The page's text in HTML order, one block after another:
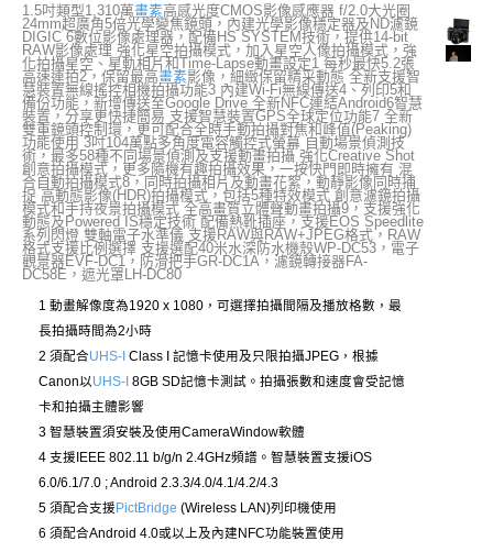
1.5吋類型1,310萬畫素高感光度CMOS影像感應器 f/2.0大光圈
24mm超廣角5倍光學變焦鏡頭，內建光學影像穩定器及ND濾鏡
DIGIC 6數位影像處理器，配備HS SYSTEM技術，提供14-bit
RAW影像處理 強化星空拍攝模式，加入星空人像拍攝模式，強
化拍攝星空、星軌相片和Time-Lapse動畫設定1 每秒最快5.2張
高速連拍2，保留最高畫素影像，細緻保留精采動態 全新支援智
慧裝置無線搖控相機拍攝功能3 內建Wi-Fi無線傳送4、列印5和
備份功能，新增傳送至Google Drive 全新NFC連結Android6智慧
裝置，分享更快捷簡易 支援智慧裝置GPS全球定位功能7 全新
雙重鏡頭控制環，更可配合全時手動拍攝對焦和峰值(Peaking)
功能使用 3吋104萬點多角度電容觸控式螢幕 自動場景偵測技
術，最多58種不同場景偵測及支援動畫拍攝 強化Creative Shot
創意拍攝模式，更多隨機有趣拍攝效果，一按快門即時擁有 混
合自動拍攝模式8，同時拍攝相片及動畫花絮，動靜影像同時捕
捉 高動態影像(HDR)拍攝模式，包括5種特效模式 創意濾鏡拍攝
模式和手持夜景拍攝模式 全高畫質立體聲動畫拍攝9，支援強化
動態及Powered IS穩定技術 配備熱靴插座，支援EOS Speedlite
系列閃燈 雙軸電子水準儀 支援RAW與RAW+JPEG格式，RAW
格式支援比例選擇 支援選配40米水深防水機殼WP-DC53，電子
觀景器EVF-DC1，防滑把手GR-DC1A，濾鏡轉接器FA-
DC58E，遮光罩LH-DC80
1 動畫解像度為1920 x 1080，可選擇拍攝間隔及播放格數，最
長拍攝時間為2小時
2 須配合UHS-I Class I 記憶卡使用及只限拍攝JPEG，根據
Canon以 UHS-I 8GB SD記憶卡測試。拍攝張數和速度會受記憶
卡和拍攝主體影響
3 智慧裝置須安裝及使用CameraWindow軟體
4 支援IEEE 802.11 b/g/n 2.4GHz頻譜。智慧裝置支援iOS
6.0/6.1/7.0 ; Android 2.3.3/4.0/4.1/4.2/4.3
5 須配合支援PictBridge (Wireless LAN)列印機使用
6 須配合Android 4.0或以上及內建NFC功能裝置使用